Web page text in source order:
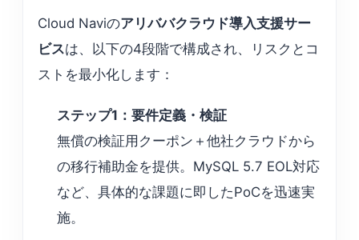
Cloud Naviのアリババクラウド導入支援サー
ビスは、以下の4段階で構成され、リスクとコ
ストを最小化します：
ステップ1：要件定義・検証
無償の検証用クーポン＋他社クラウドから
の移行補助金を提供。MySQL 5.7 EOL対応
など、具体的な課題に即したPoCを迅速実
施。